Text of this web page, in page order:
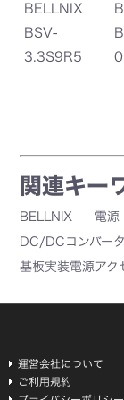
BELLNIX
BSV-
3.3S9R5
関連キー
BELLNIX 電源
DC/DCコンバータ
基板実装電源アク
運営会社について
ご利用規約